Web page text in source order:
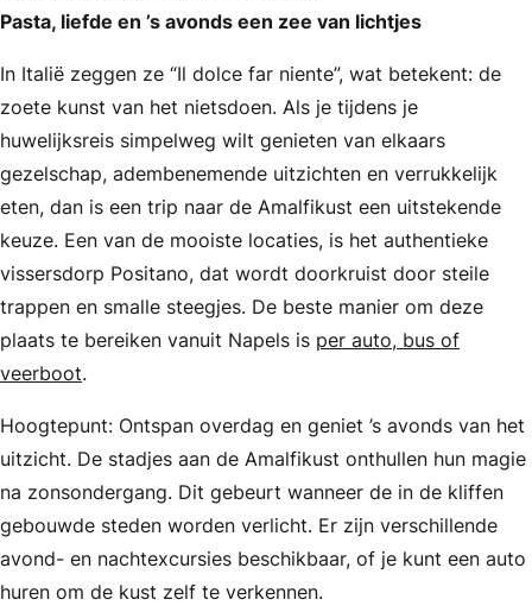
Pasta, liefde en ’s avonds een zee van lichtjes
In Italië zeggen ze “Il dolce far niente”, wat betekent: de
zoete kunst van het nietsdoen. Als je tijdens je
huwelijksreis simpelweg wilt genieten van elkaars
gezelschap, adembenemende uitzichten en verrukkelijk
eten, dan is een trip naar de Amalfikust een uitstekende
keuze. Een van de mooiste locaties, is het authentieke
vissersdorp Positano, dat wordt doorkruist door steile
trappen en smalle steegjes. De beste manier om deze
plaats te bereiken vanuit Napels is per auto, bus of
veerboot.
Hoogtepunt: Ontspan overdag en geniet ’s avonds van het
uitzicht. De stadjes aan de Amalfikust onthullen hun magie
na zonsondergang. Dit gebeurt wanneer de in de kliffen
gebouwde steden worden verlicht. Er zijn verschillende
avond- en nachtexcursies beschikbaar, of je kunt een auto
huren om de kust zelf te verkennen.